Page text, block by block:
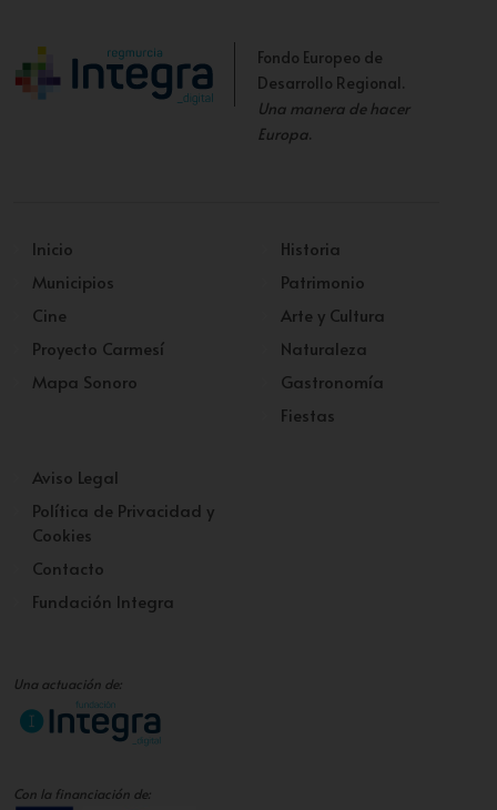
Fondo Europeo de
Desarrollo Regional.
Una manera de hacer
Europa.
Inicio
Municipios
Cine
Proyecto Carmesí
Mapa Sonoro
Historia
Patrimonio
Arte y Cultura
Naturaleza
Gastronomía
Fiestas
Aviso Legal
Política de Privacidad y
Cookies
Contacto
Fundación Integra
Una actuación de:
Con la financiación de: